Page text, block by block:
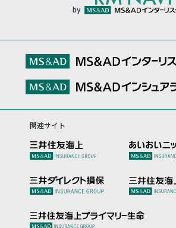
by
関連サイト